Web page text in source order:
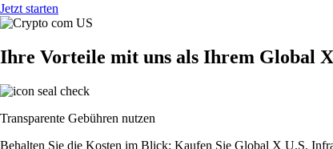
Jetzt starten
Ihre Vorteile mit uns als Ihrem Global
Transparente Gebühren nutzen
Behalten Sie die Kosten im Blick: Kaufen Sie Global X U.S.